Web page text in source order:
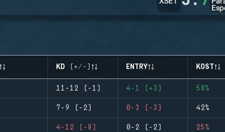
KD (+/-) ENTRY KOST
11-12 (-1) 4-1 (+3) 58%
7-9 (-2) 0-3 (-3) 42%
4-12 (-8) 0-2 (-2) 25%